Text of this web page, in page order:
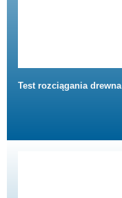
Test rozciągania drewna